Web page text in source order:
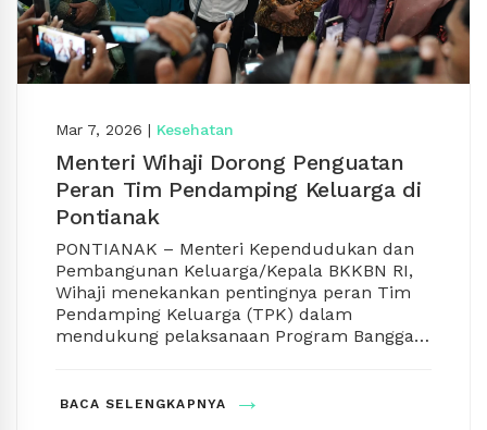
Mar 7, 2026 | Kesehatan
Menteri Wihaji Dorong Penguatan
Peran Tim Pendamping Keluarga di
Pontianak
PONTIANAK – Menteri Kependudukan dan
Pembangunan Keluarga/Kepala BKKBN RI,
Wihaji menekankan pentingnya peran Tim
Pendamping Keluarga (TPK) dalam
mendukung pelaksanaan Program Bangga
disampaikannya saat kunjungan kerja di
Presiden Nomor 115 Pasal 47, pemerintah
BACA SELENGKAPNYA →